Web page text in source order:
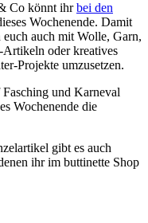
Co könnt ihrbei den
Wochenende. Damit
auch mit Wolle, Garn,
oder kreatives
Projekte umzusetzen.
und Karneval
Wochenende die
gibt es auch
ihr im buttinette Shop